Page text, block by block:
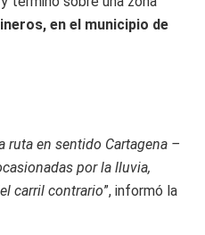
en el municipio de
ruta en sentido Cartagena –
por la lluvia,
carril contrario”, informó la